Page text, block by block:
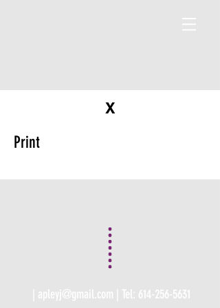
X
Print
apleyj@gmail.com | Tel: 614-256-5631